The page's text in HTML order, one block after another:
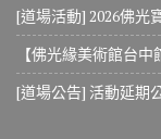
[道場活動] 2026佛光
【佛光緣美術館台
[道場公告] 活動延期